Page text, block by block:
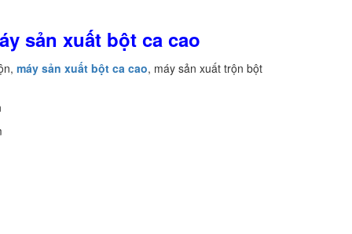
sản xuất bột ca cao
máy sản xuất bột ca cao, máy sản xuất trộn bột